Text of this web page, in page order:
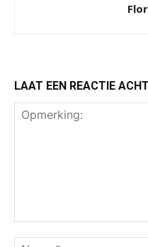
LAAT EEN REACTIE